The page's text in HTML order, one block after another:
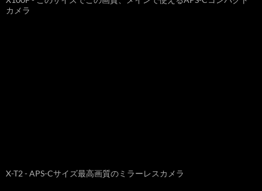
カメラ
X-T2 - APS-Cサイズ最高画質のミラーレスカメラ